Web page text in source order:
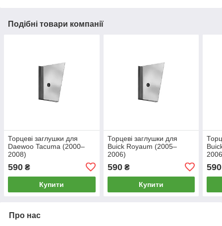
Подібні товари компанії
Торцеві заглушки для
Daewoo Tacuma (2000–
2008)
590 ₴
Купити
Торцеві заглушки для
Buick Royaum (2005–
2006)
590₴
Купити
590
Про нас